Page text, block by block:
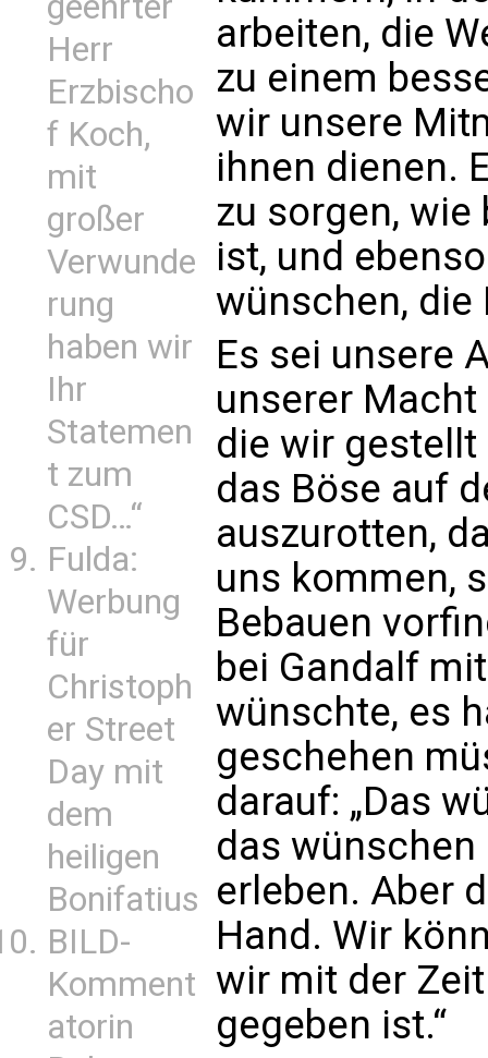
Herr
Erzbischo
f Koch,
mit
großer
Verwunde
rung
haben wir
Ihr
Statemen
t zum
CSD…“
Fulda:
Werbung
für
Christoph
er Street
Day mit
dem
heiligen
Bonifatius
BILD-
Komment
atorin
arbeiten, die
zu einem
wir unsere
ihnen dienen.
zu sorgen,
ist, und
wünschen, die
Es sei unsere
unserer
die wir
das Böse auf
auszurotten,
uns kommen,
Bebauen
bei Gandalf
wünschte, es
geschehen
darauf: „Das
das
erleben. Aber
Hand. Wir
wir mit der
gegeben ist.“